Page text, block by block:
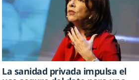
La sanidad privada impulsa el